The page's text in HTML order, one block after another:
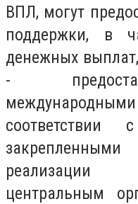
ВПЛ, могут
поддержки, в
денежных
-
центральным